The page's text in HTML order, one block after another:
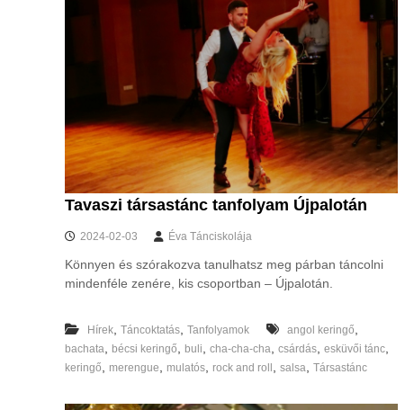
Tavaszi társastánc tanfolyam Újpalotán
2024-02-03 Éva Tánciskolája
Könnyen és szórakozva tanulhatsz meg párban táncolni
mindenféle zenére, kis csoportban – Újpalotán.
Hírek Táncoktatás Tanfolyamok angol keringő
bachata bécsi keringő buli cha-cha-cha csárdás esküvői tánc
keringő merengue mulatós rock and roll salsa Társastánc